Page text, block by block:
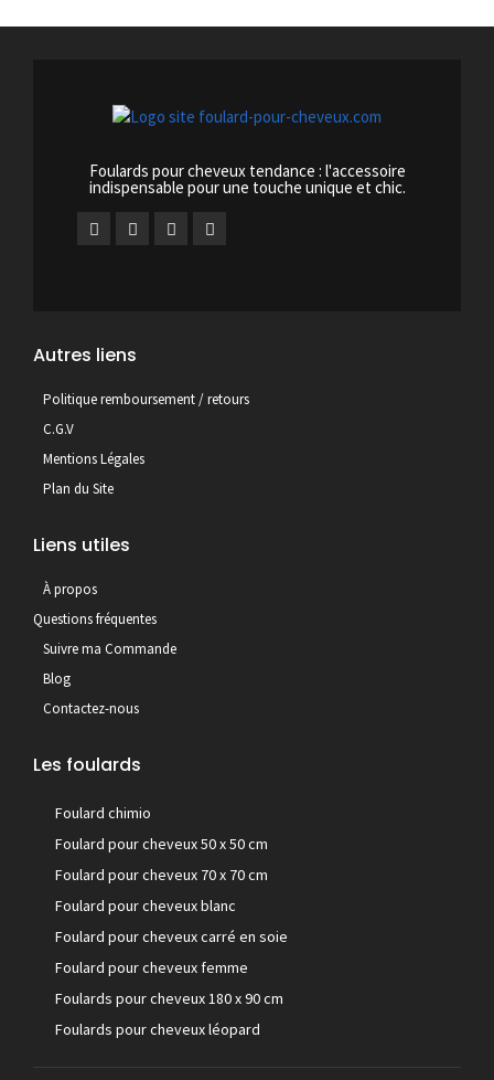
Foulards pour cheveux tendance : l'accessoire
indispensable pour une touche unique et chic.
Autres liens
Politique remboursement / retours
C.G.V
Mentions Légales
Plan du Site
Liens utiles
À propos
Questions fréquentes
Suivre ma Commande
Blog
Contactez-nous
Les foulards
Foulard chimio
Foulard pour cheveux 50 x 50 cm
Foulard pour cheveux 70 x 70 cm
Foulard pour cheveux blanc
Foulard pour cheveux carré en soie
Foulard pour cheveux femme
Foulards pour cheveux 180 x 90 cm
Foulards pour cheveux léopard